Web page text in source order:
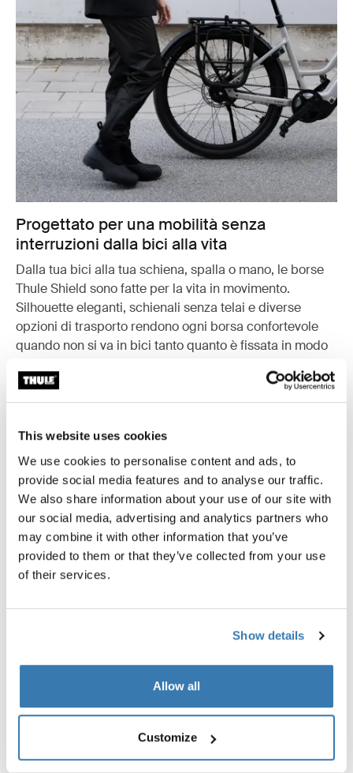
This website uses cookies
We use cookies to personalise content and ads, to
provide social media features and to analyse our traffic.
We also share information about your use of our site with
our social media, advertising and analytics partners who
may combine it with other information that you’ve
provided to them or that they’ve collected from your use
of their services.
Show details
Allow all
Customize
Progettato per una mobilità senza
interruzioni dalla bici alla vita
Dalla tua bici alla tua schiena, spalla o mano, le borse
Thule Shield sono fatte per la vita in movimento.
Silhouette eleganti, schienali senza telai e diverse
opzioni di trasporto rendono ogni borsa confortevole
quando non si va in bici tanto quanto è fissata in modo
incontrando amici o andando in palestra, queste borse
si adattano al tuo stile di vita.